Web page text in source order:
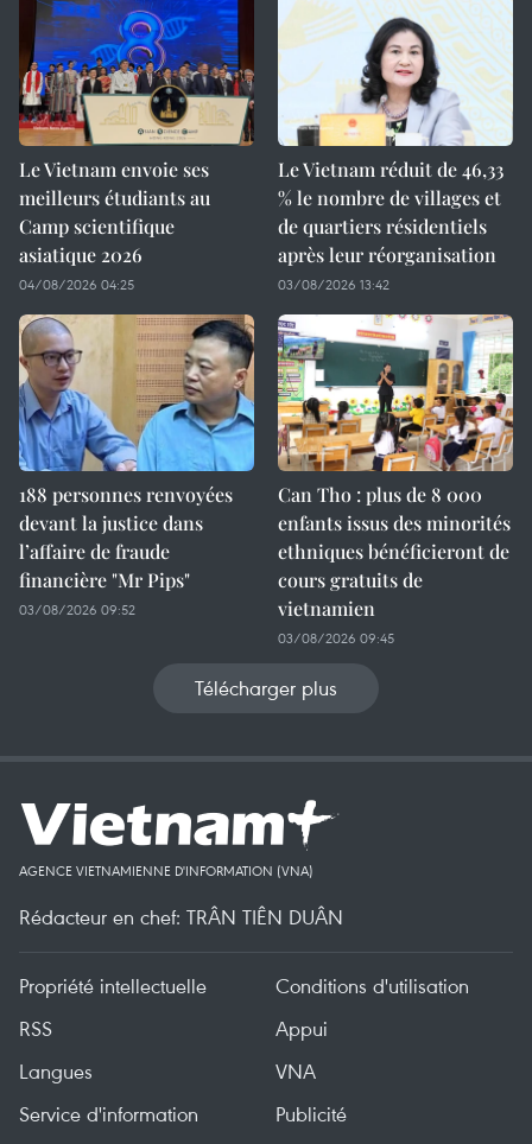
Le Vietnam envoie ses
meilleurs étudiants au
Camp scientifique
asiatique 2026
04/08/2026 04:25
Le Vietnam réduit de 46,33
% le nombre de villages et
de quartiers résidentiels
après leur réorganisation
03/08/2026 13:42
188 personnes renvoyées
devant la justice dans
l’affaire de fraude
financière "Mr Pips"
03/08/2026 09:52
Can Tho : plus de 8 000
enfants issus des minorités
ethniques bénéficieront de
cours gratuits de
vietnamien
03/08/2026 09:45
Télécharger plus
AGENCE VIETNAMIENNE D'INFORMATION (VNA)
Rédacteur en chef: TRÂN TIÊN DUÂN
Propriété intellectuelle
Conditions d'utilisation
RSS
Appui
Langues
VNA
Service d'information
Publicité